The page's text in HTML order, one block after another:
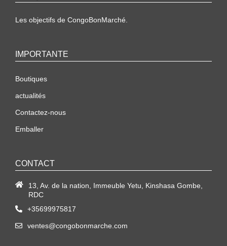
Les objectifs de CongoBonMarché.
IMPORTANTE
Boutiques
actualités
Contactez-nous
Emballer
CONTACT
13, Av. de la nation, Immeuble Yetu, Kinshasa Gombe,
RDC
+35699975817
ventes@congobonmarche.com